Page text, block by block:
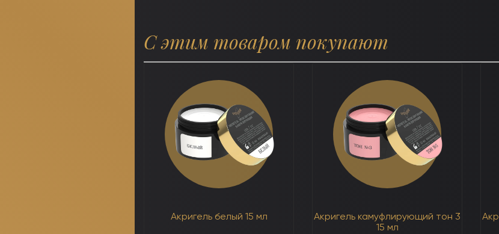
С этим товаром покупают
Акригель белый 15 мл
Акригель камуфлирующий тон 3
15 мл